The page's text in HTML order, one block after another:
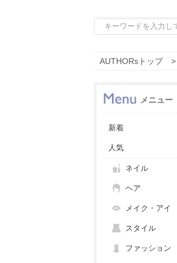
AUTHORsトップ
メニュー
新着
人気
ネイル
ヘア
メイク・アイ
スタイル
ファッション